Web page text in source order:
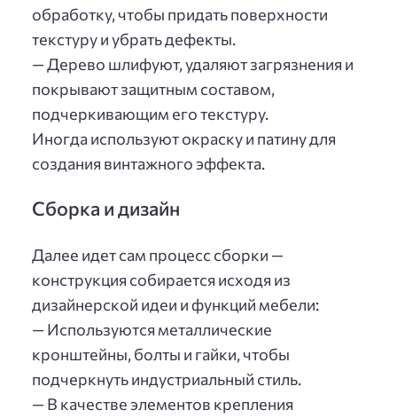
обработку, чтобы придать поверхности
текстуру и убрать дефекты.
— Дерево шлифуют, удаляют загрязнения и
покрывают защитным составом,
подчеркивающим его текстуру.
Иногда используют окраску и патину для
создания винтажного эффекта.
Сборка и дизайн
Далее идет сам процесс сборки —
конструкция собирается исходя из
дизайнерской идеи и функций мебели:
— Используются металлические
кронштейны, болты и гайки, чтобы
подчеркнуть индустриальный стиль.
— В качестве элементов крепления